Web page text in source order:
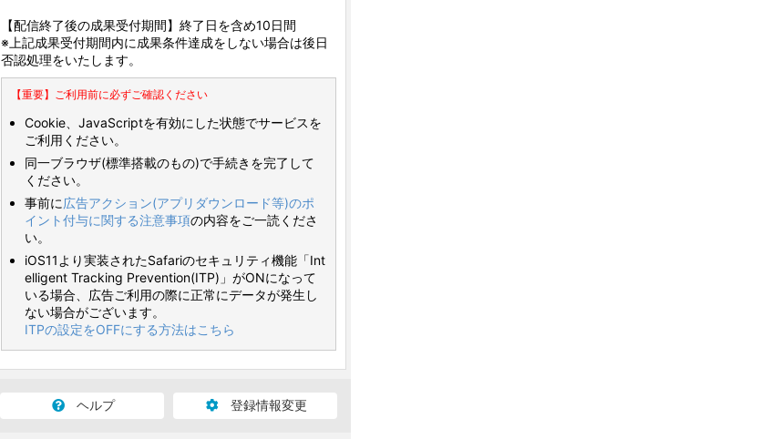
【配信終了後の成果受付期間】終了日を含め10日間
※上記成果受付期間内に成果条件達成をしない場合は後日
否認処理をいたします。
【重要】ご利用前に必ずご確認ください
Cookie、JavaScriptを有効にした状態でサービスを
ご利用ください。
同一ブラウザ(標準搭載のもの)で手続きを完了して
ください。
事前に広告アクション(アプリダウンロード等)のポ
イント付与に関する注意事項の内容をご一読くださ
い。
iOS11より実装されたSafariのセキュリティ機能「Int
elligent Tracking Prevention(ITP)」がONになって
いる場合、広告ご利用の際に正常にデータが発生し
ない場合がございます。
ITPの設定をOFFにする方法はこちら
ヘルプ 登録情報変更